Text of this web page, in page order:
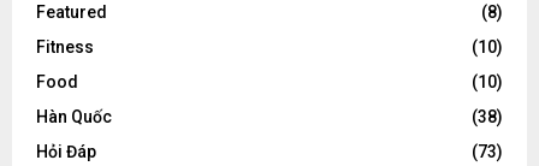
Featured
(8)
Fitness
(10)
Food
(10)
Hàn Quốc
(38)
Hỏi Đáp
(73)